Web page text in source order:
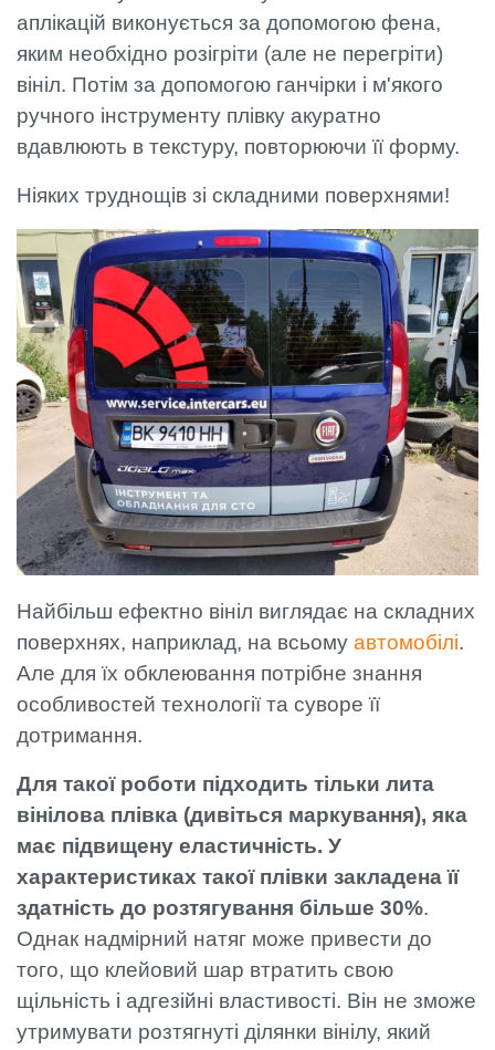
аплікацій виконується за допомогою фена,
яким необхідно розігріти (але не перегріти)
вініл. Потім за допомогою ганчірки і м'якого
ручного інструменту плівку акуратно
вдавлюють в текстуру, повторюючи її форму.
Ніяких труднощів зі складними поверхнями!
Найбільш ефектно вініл виглядає на складних
поверхнях, наприклад, на всьому автомобілі.
Але для їх обклеювання потрібне знання
особливостей технології та суворе її
дотримання.
Для такої роботи підходить тільки лита
вінілова плівка (дивіться маркування), яка
має підвищену еластичність. У
характеристиках такої плівки закладена її
здатність до розтягування більше 30%.
Однак надмірний натяг може привести до
того, що клейовий шар втратить свою
щільність і адгезійні властивості. Він не зможе
утримувати розтягнуті ділянки вінілу, який